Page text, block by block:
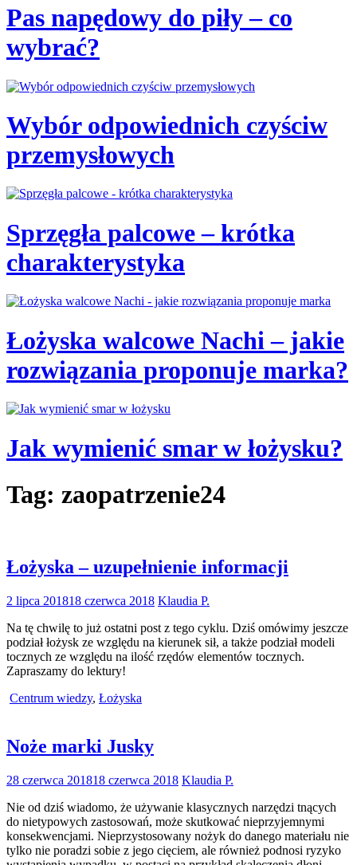
Pas napędowy do piły – co
wybrać?
Wybór odpowiednich czyściw
przemysłowych
Sprzęgła palcowe – krótka
charakterystyka
Łożyska walcowe Nachi – jakie
rozwiązania proponuje marka?
Jak wymienić smar w łożysku?
Tag: zaopatrzenie24
Łożyska – uzupełnienie informacji
2 lipca 201818 czerwca 2018 Klaudia P.
Na tę chwilę to już ostatni post z tego cyklu. Dziś omówimy jeszcze
podział łożysk ze względu na kierunek sił, a także podział modeli
tocznych ze względu na ilość rzędów elementów tocznych.
Zapraszamy do lektury!
Centrum wiedzy, Łożyska
Noże marki Jusky
28 czerwca 201818 czerwca 2018 Klaudia P.
Nie od dziś wiadomo, że używanie klasycznych narzędzi tnących
do nietypowych zastosowań, może skutkować nieprzyjemnymi
konsekwencjami. Nieprzystosowany nożyk do danego materiału nie
tylko nie poradzi sobie z jego cięciem, ale również podnosi ryzyko